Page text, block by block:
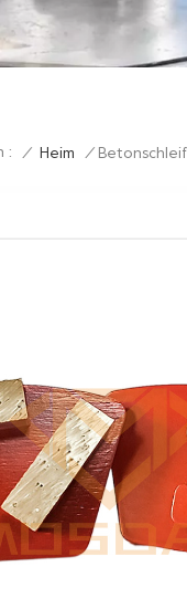
: / Heim /